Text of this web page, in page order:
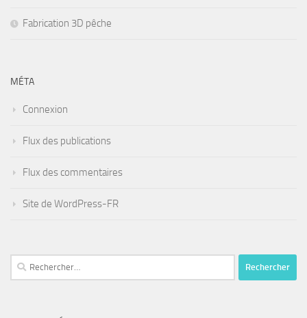
Fabrication 3D pêche
MÉTA
Connexion
Flux des publications
Flux des commentaires
Site de WordPress-FR
Rechercher :